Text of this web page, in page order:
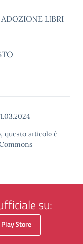
LIBRI
questo articolo è
su:
Play Store